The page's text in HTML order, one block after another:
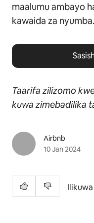
maalumu ambayo
kawaida za nyumba.
Taarifa zilizomo
kuwa zimebadilika
Airbnb
10 Jan 2024